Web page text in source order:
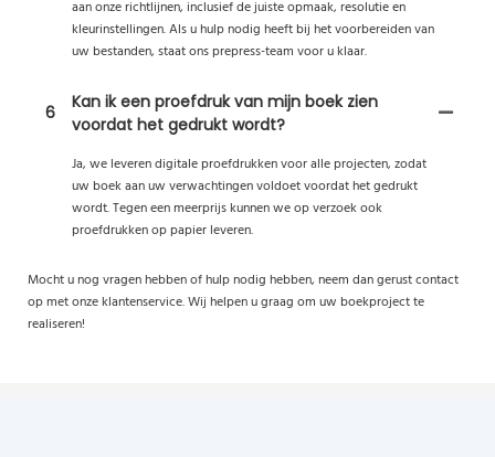
aan onze richtlijnen, inclusief de juiste opmaak, resolutie en
kleurinstellingen. Als u hulp nodig heeft bij het voorbereiden van
uw bestanden, staat ons prepress-team voor u klaar.
6
Kan ik een proefdruk van mijn boek zien
voordat het gedrukt wordt?
Ja, we leveren digitale proefdrukken voor alle projecten, zodat
uw boek aan uw verwachtingen voldoet voordat het gedrukt
wordt. Tegen een meerprijs kunnen we op verzoek ook
proefdrukken op papier leveren.
Mocht u nog vragen hebben of hulp nodig hebben, neem dan gerust contact
op met onze klantenservice. Wij helpen u graag om uw boekproject te
realiseren!